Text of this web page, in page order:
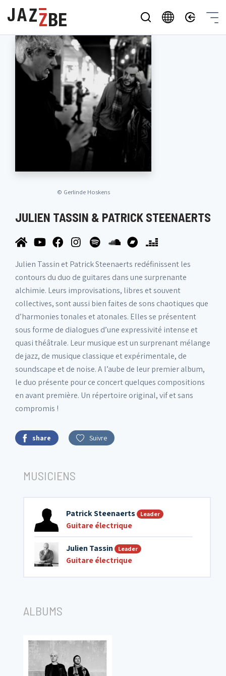
© Gerlinde Hoskens
JULIEN TASSIN & PATRICK STEENAERTS
Julien Tassin et Patrick Steenaerts redéfinissent les
contours du duo de guitares dans une surprenante
alchimie. Leurs improvisations, libres et souvent
collectives, sont aussi bien faites de sons chaotiques que
d’harmonies tonales et atonales. Elles se présentent
sous forme de dialogues d’une expressivité intense et
quasi théâtrale. Leur musique est un surprenant mélange
de jazz, de musique classique et expérimentale, de
soundscape et de noise. A l’aube de leur premier album,
le duo présente pour ce concert quelques compositions
en avant première. Un répertoire original, vif et sans
compromis !
share Suivre
MUSICIENS
Patrick Steenaerts Leader
Guitare électrique
Julien Tassin Leader
Guitare électrique
ALBUMS